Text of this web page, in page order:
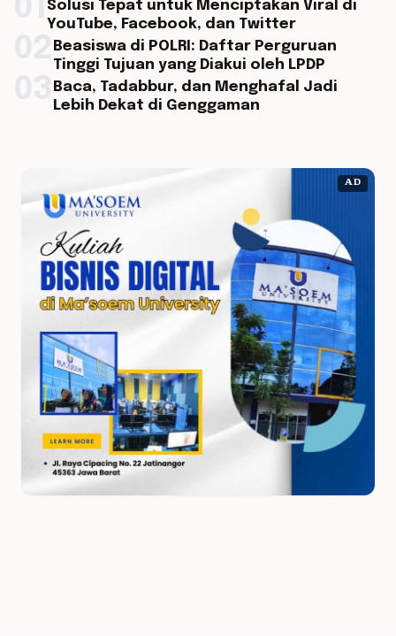
Solusi Tepat untuk Menciptakan Viral di
YouTube, Facebook, dan Twitter
Beasiswa di POLRI: Daftar Perguruan
Tinggi Tujuan yang Diakui oleh LPDP
Baca, Tadabbur, dan Menghafal Jadi
Lebih Dekat di Genggaman
AD